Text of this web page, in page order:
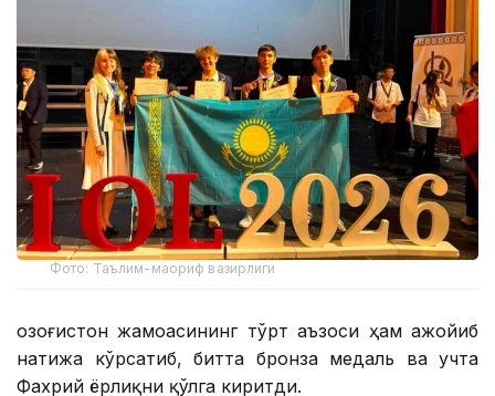
Фото: Таълим-маориф вазирлиги
Қозоғистон жамоасининг тўрт аъзоси ҳам ажойиб
натижа кўрсатиб, битта бронза медаль ва учта
Фахрий ёрлиқни қўлга киритди.